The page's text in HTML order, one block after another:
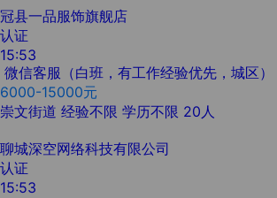
冠县一品服饰旗舰店
认证
15:53
微信客服（白班，有工作经验优先，城区）
6000-15000元
崇文街道 经验不限 学历不限 20人
聊城深空网络科技有限公司
认证
15:53